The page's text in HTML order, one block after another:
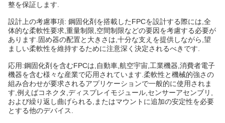
整を保証します.
設計上の考慮事項: 鋼固化剤を搭載したFPCを設計する際には,全
体的な柔軟性要求,重量制限,空間制限などの要因を考慮する必要が
あります.固め器の配置と大きさは,十分な支えを提供しながら,望
ましい柔軟性を維持するために注意深く決定されるべきです.
応用:鋼固化剤を含むFPCは,自動車,航空宇宙,工業機器,消費者電子
機器を含む様々な産業で応用されています.柔軟性と機械的強さの
組み合わせが要求されるアプリケーションで一般的に使用されま
す,例えばコネクタ,ディスプレイモジュール,センサーアセンブリ,
および繰り返し曲げられる,またはマウントに追加の安定性を必要
とする他のデバイス.